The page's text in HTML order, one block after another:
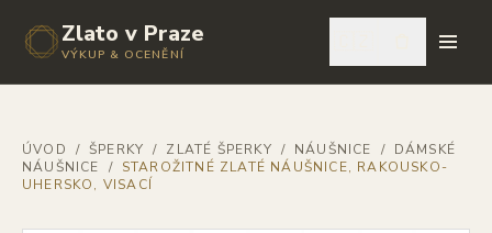
Zlato v Praze
VÝKUP & OCENĚNÍ
ÚVOD / ŠPERKY / ZLATÉ ŠPERKY / NÁUŠNICE / DÁMSKÉ
NÁUŠNICE
/ STAROŽITNÉ ZLATÉ NÁUŠNICE, RAKOUSKO-
UHERSKO, VISACÍ